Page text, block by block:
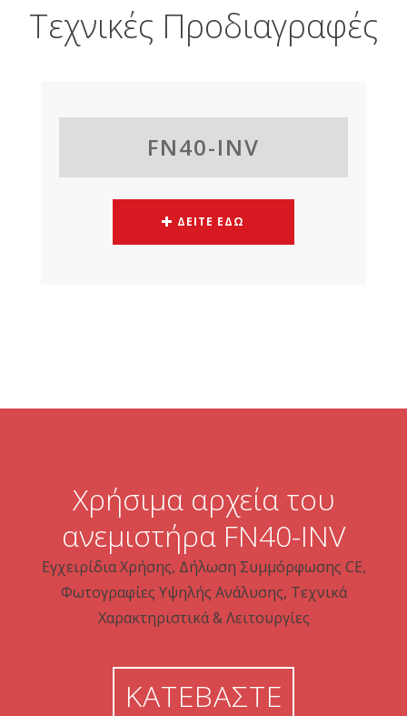
Τεχνικές Προδιαγραφές
FN40-INV
ΔΕΙΤΕ ΕΔΩ
Χρήσιμα αρχεία του
ανεμιστήρα FN40-INV
Εγχειρίδια Χρήσης, Δήλωση Συμμόρφωσης CE,
Φωτογραφίες Υψηλής Ανάλυσης, Τεχνικά
Χαρακτηριστικά & Λειτουργίες
ΚΑΤΕΒΑΣΤΕ